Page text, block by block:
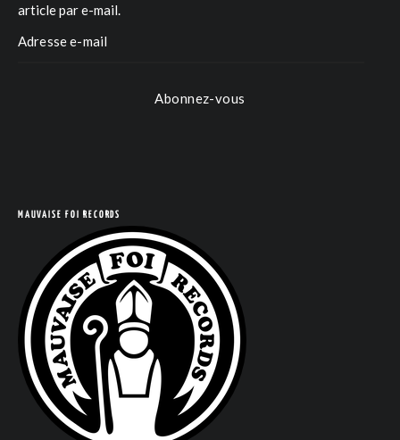
article par e-mail.
Abonnez-vous
MAUVAISE FOI RECORDS